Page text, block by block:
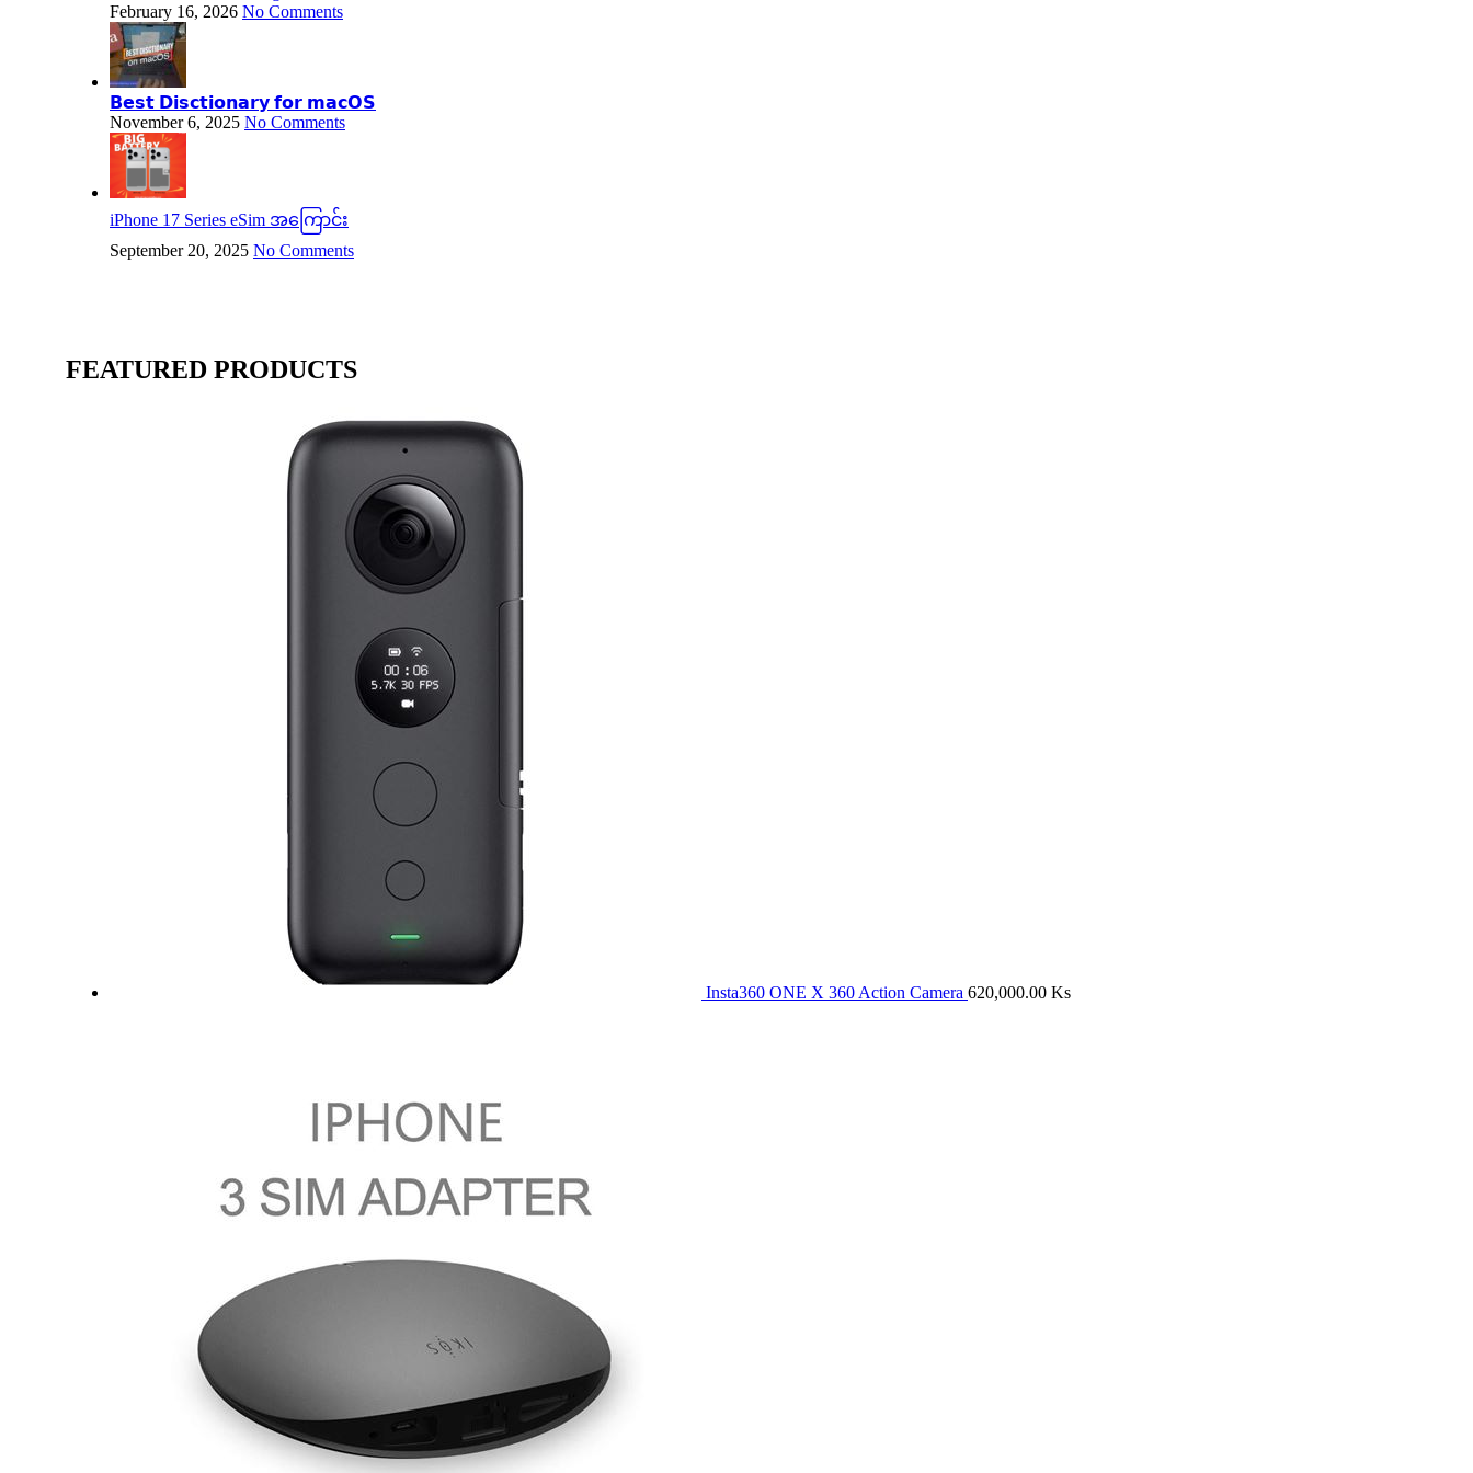
February 16, 2026 No Comments
𝗕𝗲𝘀𝘁 𝗗𝗶𝘀𝗰𝘁𝗶𝗼𝗻𝗮𝗿𝘆 𝗳𝗼𝗿 𝗺𝗮𝗰𝗢𝗦
November 6, 2025 No Comments
iPhone 17 Series eSim အကြောင်း
September 20, 2025 No Comments
FEATURED PRODUCTS
Insta360 ONE X 360 Action Camera 620,000.00 Ks